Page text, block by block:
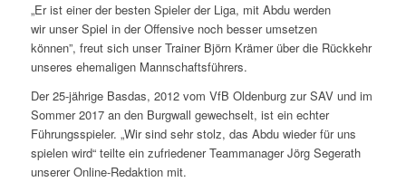
„Er ist einer der besten Spieler der Liga, mit Abdu werden
wir unser Spiel in der Offensive noch besser umsetzen
können”, freut sich unser Trainer Björn Krämer über die Rückkehr
unseres ehemaligen Mannschaftsführers.
Der 25-jährige Basdas, 2012 vom VfB Oldenburg zur SAV und im
Sommer 2017 an den Burgwall gewechselt, ist ein echter
Führungsspieler. „Wir sind sehr stolz, das Abdu wieder für uns
spielen wird“ teilte ein zufriedener Teammanager Jörg Segerath
unserer Online-Redaktion mit.